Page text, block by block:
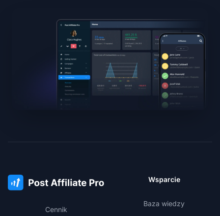
Cennik
Wsparcie
Baza wiedzy